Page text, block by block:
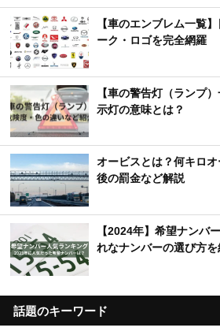
【車のエンブレム一覧
ーク・ロゴを完全網羅
【車の警告灯（ランプ
示灯の意味とは？
オービスとは？何キロ
後の罰金など解説
【2024年】希望ナンバ
れなナンバーの選び方を
話題のキーワード